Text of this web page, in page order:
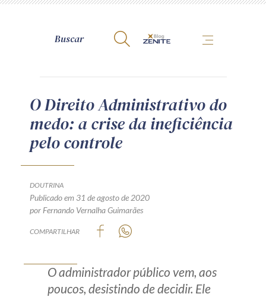
A Zênite
Como publicar conosco
Site da Zênite
Política de Privacidade
Guia de Direitos dos Titulares de Dados
Encarregado (contato)
Produtos e serviços
O Direito Administrativo do
medo: a crise da ineficiência
pelo controle
DOUTRINA
Publicado em 31 de agosto de 2020
por Fernando Vernalha Guimarães
COMPARTILHAR
O administrador público vem, aos
poucos, desistindo de decidir. Ele